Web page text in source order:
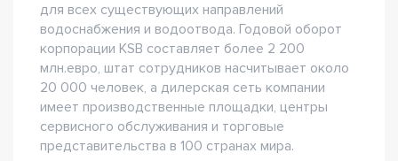
для всех существующих направлений
водоснабжения и водоотвода. Годовой оборот
корпорации KSB составляет более 2 200
млн.евро, штат сотрудников насчитывает около
20 000 человек, а дилерская сеть компании
имеет производственные площадки, центры
сервисного обслуживания и торговые
представительства в 100 странах мира.